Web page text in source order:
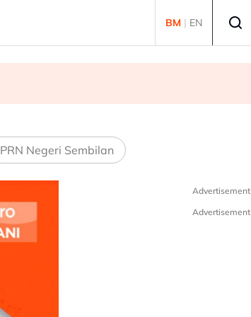
BM | EN
PRN Negeri Sembilan
Advertisement
Advertisement